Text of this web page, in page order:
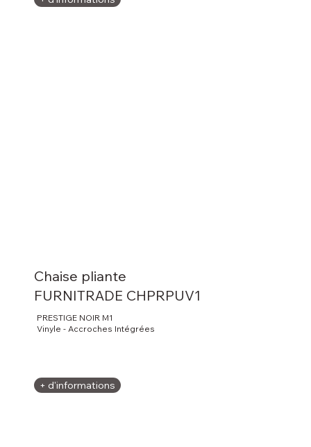
Chaise pliante
FURNITRADE CHPRPUV1
PRESTIGE NOIR M1
Vinyle - Accroches Intégrées
+ d'informations